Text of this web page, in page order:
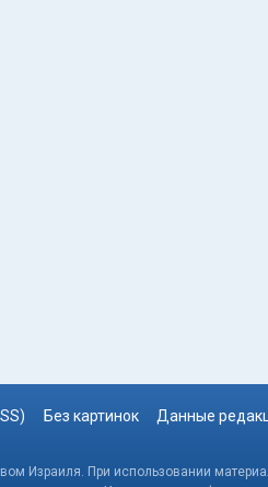
Без картинок Данные
Израиля. При использовании